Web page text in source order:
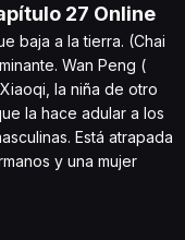
27 Online
baja a la tierra. (Chai
Wan Peng (
la niña de otro
la hace adular a los
Está atrapada
y una mujer